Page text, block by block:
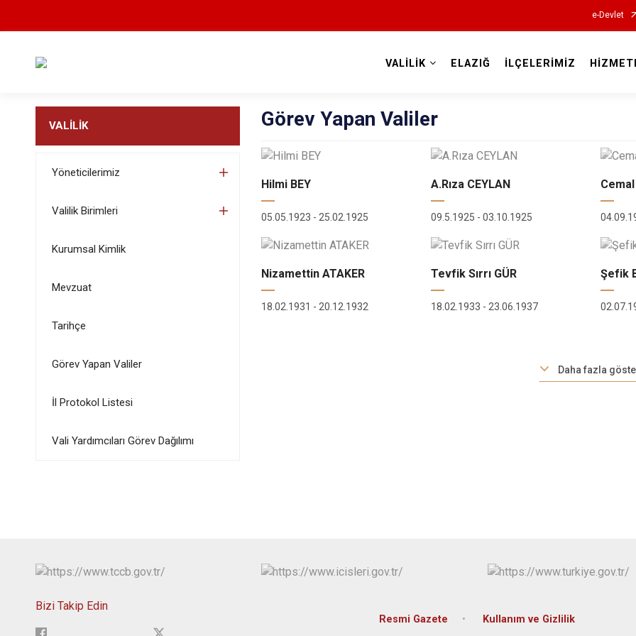
e-Devlet
VALİLİK ELAZIĞ İLÇELERİMİZ
VALİLİK
Yöneticilerimiz
Valilik Birimleri
Kurumsal Kimlik
Mevzuat
Tarihçe
Görev Yapan Valiler
İl Protokol Listesi
Vali Yardımcıları Görev Dağılımı
Görev Yapan Valiler
Hilmi BEY
05.05.1923 - 25.02.1925
A.Rıza CEYLAN
09.5.1925 - 03.10.1925
Nizamettin ATAKER
18.02.1931 - 20.12.1932
Tevfik Sırrı GÜR
18.02.1933 - 23.06.1937
Şefik
Daha fazla
Bizi Takip Edin
Resmi Gazete Kullanım ve Gizlilik